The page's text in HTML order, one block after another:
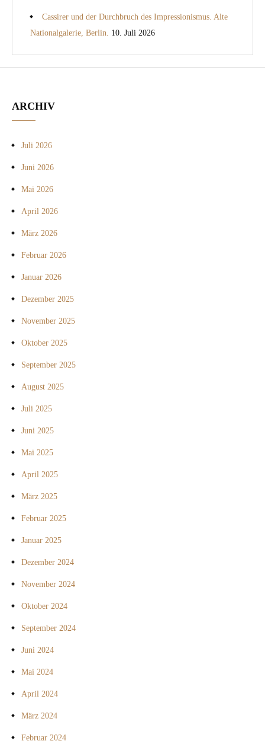
Cassirer und der Durchbruch des Impressionismus. Alte
Nationalgalerie, Berlin. 10. Juli 2026
ARCHIV
Juli 2026
Juni 2026
Mai 2026
April 2026
März 2026
Februar 2026
Januar 2026
Dezember 2025
November 2025
Oktober 2025
September 2025
August 2025
Juli 2025
Juni 2025
Mai 2025
April 2025
März 2025
Februar 2025
Januar 2025
Dezember 2024
November 2024
Oktober 2024
September 2024
Juni 2024
Mai 2024
April 2024
März 2024
Februar 2024